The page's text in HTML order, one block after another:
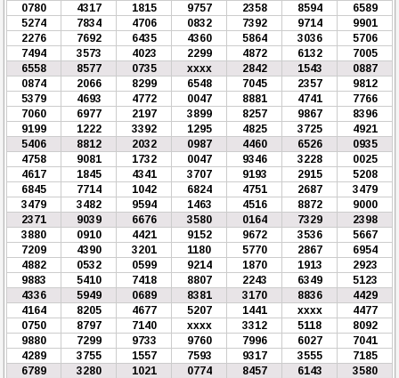
0780
4317 1815 9757 2358 8594
6589
5274
7834 4706 0832 7392 9714
9901
2276
7692 6435 4360 5864 3036
5706
7494
3573 4023 2299 4872 6132
7005
6558
8577 0735 xxxx 2842 1543
0887
0874
2066 8299 6548 7045 2357
9812
5379
4693 4772 0047 8881 4741
7766
7060
6977 2197 3899 8257 9867
8396
9199
1222 3392 1295 4825 3725
4921
5406
8812 2032 0987 4460 6526
0935
4758
9081 1732 0047 9346 3228
0025
4617
1845 4341 3707 9193 2915
5208
6845
7714 1042 6824 4751 2687
3479
3479
3482 9594 1463 4516 8872
9000
2371
9039 6676 3580 0164 7329
2398
3880
0910 4421 9152 9672 3536
5667
7209
4390 3201 1180 5770 2867
6954
4882
0532 0599 9214 1870 1913
2923
9883
5410 7418 8807 2243 6349
5123
4336
5949 0689 8381 3170 8836
4429
4164
8205 4677 5207 1441 xxxx
4477
0750
8797 7140 xxxx 3312 5118
8092
9880
7299 9733 9760 7996 6027
7041
4289
3755 1557 7593 9317 3555
7185
6789
3280 1021 0774 8457 6143
3580